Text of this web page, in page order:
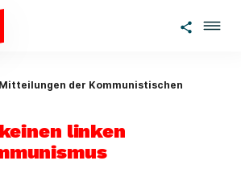
Mitteilungen der Kommunistischen
linken